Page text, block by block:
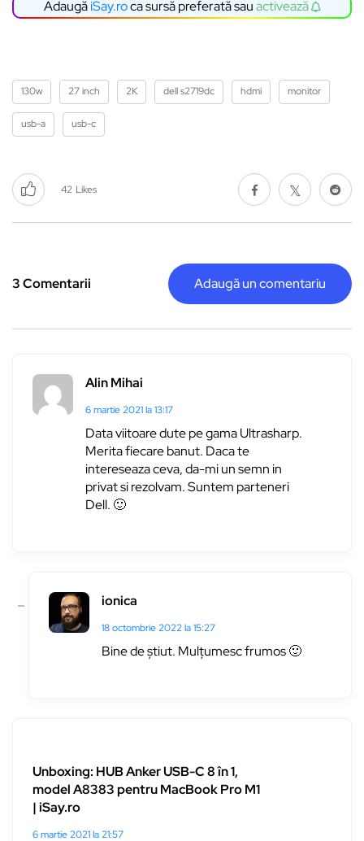
AdaugăiSay.roca sursă preferată sauactivează
130w 27 inch 2K dell s2719dc hdmi monitor
usb-a usb-c
42 Likes
3 Comentarii Adaugă un comentariu
Alin Mihai
6 martie 2021 la 13:17
Data viitoare dute pe gama Ultrasharp.
Merita fiecare banut. Daca te
intereseaza ceva, da-mi un semn in
privat si rezolvam. Suntem parteneri
Dell. 🙂
ionica
18 octombrie 2022 la 15:27
Bine de știut. Mulțumesc frumos 🙂
Unboxing: HUB Anker USB-C 8 în 1,
model A8383 pentru MacBook Pro M1
| iSay.ro
6 martie 2021 la 21:57